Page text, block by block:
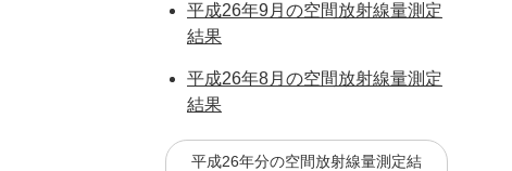
平成26年9月の空間放射線量測定
結果
平成26年8月の空間放射線量測定
結果
平成26年分の空間放射線量測定結